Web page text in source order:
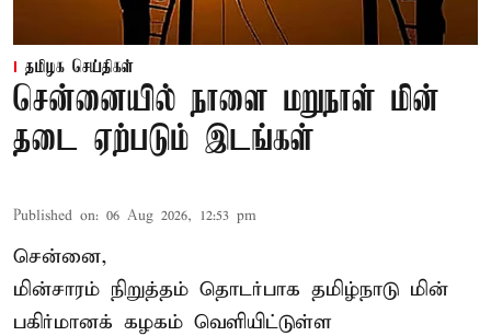
தமிழக செய்திகள்
சென்னையில் நாளை மறுநாள் மின்
தடை ஏற்படும் இடங்கள்
Published on: 06 Aug 2026, 12:53 pm
சென்னை,
மின்சாரம் நிறுத்தம் தொடர்பாக தமிழ்நாடு மின்
பகிர்மானக் கழகம் வெளியிட்டுள்ள